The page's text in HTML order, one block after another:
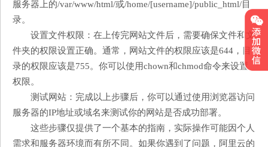
服务器上的/var/www/html/或/home/[username]/public_html/目
录。
设置文件权限：在上传完网站文件后，需要确保文件和文
件夹的权限设置正确。通常，网站文件的权限应该是644，目
录的权限应该是755。你可以使用chown和chmod命令来设置
权限。
测试网站：完成以上步骤后，你可以通过使用浏览器访问
服务器的IP地址或域名来测试你的网站是否成功部署。
这些步骤仅提供了一个基本的指南，实际操作可能因个人
需求和服务器环境而有所不同。如果你遇到了问题，阿里云的